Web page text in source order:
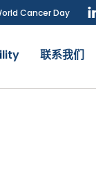
Cancer Day
联系我们